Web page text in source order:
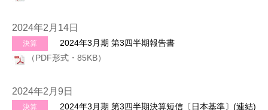
2024年2月14日
決算
2024年3月期 第3四半期報告書
（PDF形式・85KB）
2024年2月9日
決算
2024年3月期 第3四半期決算短信〔日本基準〕(連結)